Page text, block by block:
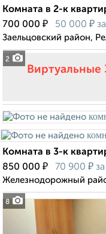
2
Комната в 2-к
700 000 ₽ 50 000 ₽
Заельцовский район,
8
Комната в 3-к
850 000 ₽ 70 900 ₽
Железнодорожный